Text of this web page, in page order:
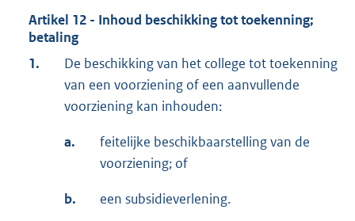
Artikel 12 - Inhoud beschikking tot toekenning;
betaling
1.
De beschikking van het college tot toekenning
van een voorziening of een aanvullende
voorziening kan inhouden:
a.
feitelijke beschikbaarstelling van de
voorziening; of
b. een subsidieverlening.